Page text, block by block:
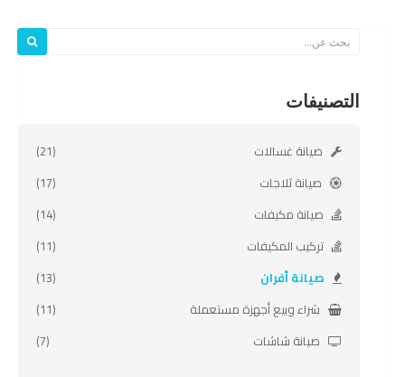
التصنيفات
صيانة غسالات
(21)
صيانة ثلاجات
(17)
صيانة مكيفات
(14)
تركيب المكيفات
(11)
صيانة أفران
(13)
شراء وبيع أجهزة مستعملة
(11)
صيانة شاشات
(7)